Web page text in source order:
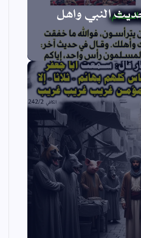
النبي واهل